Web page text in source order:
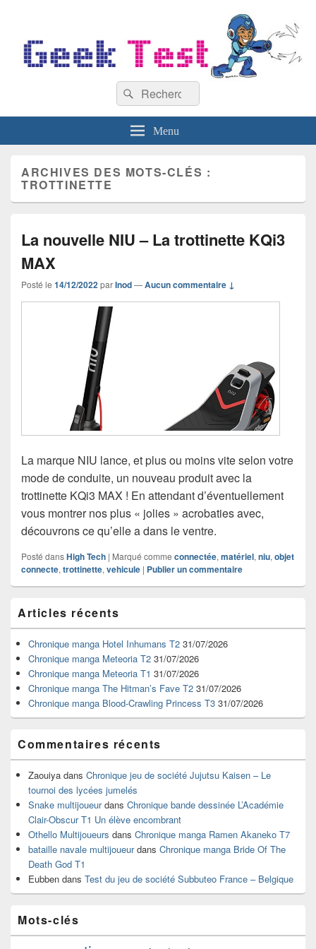
Recherche :
Rechercher
Menu
ARCHIVES DES MOTS-CLÉS :
TROTTINETTE
La nouvelle NIU – La trottinette KQi3
MAX
Posté le 14/12/2022parInod—Aucun commentaire ↓
La marque NIU lance, et plus ou moins vite selon votre
mode de conduite, un nouveau produit avec la
trottinette KQi3 MAX ! En attendant d’éventuellement
vous montrer nos plus « jolies » acrobaties avec,
découvrons ce qu’elle a dans le ventre.
Posté dansHigh Tech | Marqué comme connectée, matériel, niu, objet
connecte, trottinette, vehicule | Publier un commentaire
principale
de
widget
pour
barre
latérale
Articles récents
Chronique manga Hotel Inhumans T2 31/07/2026
Chronique manga Meteoria T2 31/07/2026
Chronique manga Meteoria T1 31/07/2026
Chronique manga The Hitman’s Fave T2 31/07/2026
Chronique manga Blood-Crawling Princess T3 31/07/2026
Commentaires récents
Zaouiya dans Chronique jeu de société Jujutsu Kaisen – Le
tournoi des lycées jumelés
Snake multijoueurdans Chronique bande dessinée L’Académie
Clair-Obscur T1 Un élève encombrant
Othello Multijoueurs dans Chronique manga Ramen Akaneko T7
bataille navale multijoueurdans Chronique manga Bride Of The
Death God T1
Eubben dans Test du jeu de société Subbuteo France – Belgique
Mots-clés